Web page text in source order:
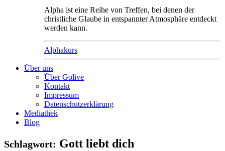
Alpha ist eine Reihe von Treffen, bei denen der
christliche Glaube in entspannter Atmosphäre entdeckt
werden kann.
Alphakurs
Über uns
Über Golive
Kontakt
Impressum
Datenschutzerklärung
Mediathek
Blog
Schlagwort: Gott liebt dich